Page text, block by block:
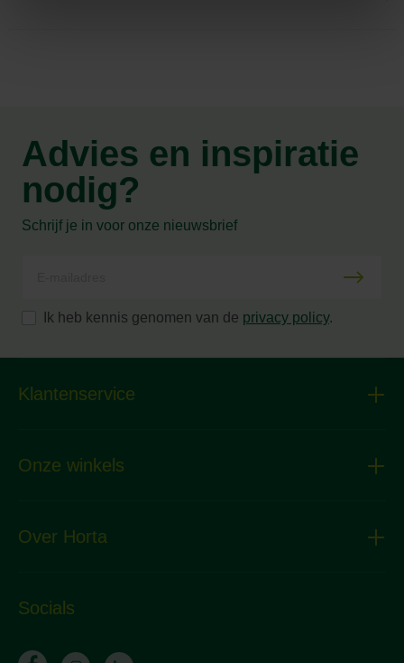
Advies en inspiratie
nodig?
Schrijf je in voor onze nieuwsbrief
Ik heb kennis genomen van de privacy policy.
Klantenservice
Onze winkels
Over Horta
Socials